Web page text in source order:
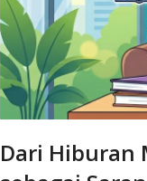
Dari Hiburan